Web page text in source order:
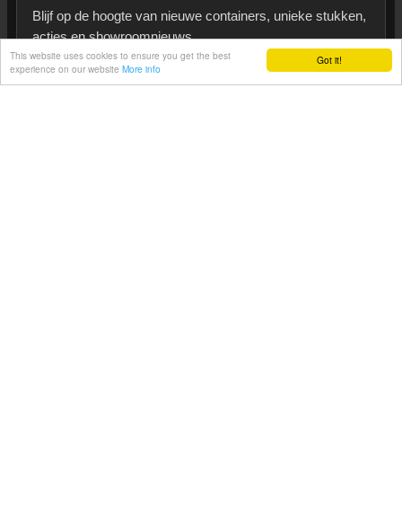
Got it!
This website uses cookies to ensure you get the best
experience on our website More info
Blijf op de hoogte van nieuwe containers, unieke stukken,
acties en showroomnieuws.
Heeft u een vraag?